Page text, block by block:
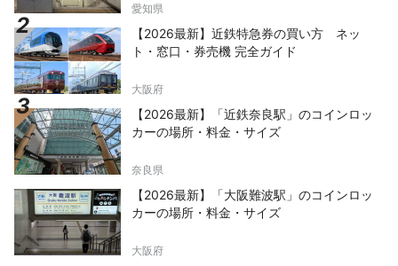
愛知県
【2026最新】近鉄特急券の買い方 ネッ
ト・窓口・券売機 完全ガイド
大阪府
【2026最新】「近鉄奈良駅」のコインロッ
カーの場所・料金・サイズ
奈良県
【2026最新】「大阪難波駅」のコインロッ
カーの場所・料金・サイズ
大阪府